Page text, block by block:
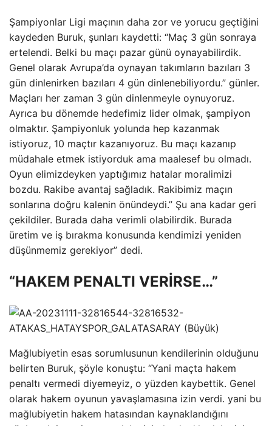
Şampiyonlar Ligi maçının daha zor ve yorucu geçtiğini
kaydeden Buruk, şunları kaydetti: “Maç 3 gün sonraya
ertelendi. Belki bu maçı pazar günü oynayabilirdik.
Genel olarak Avrupa’da oynayan takımların bazıları 3
gün dinlenirken bazıları 4 gün dinlenebiliyordu.” günler.
Maçları her zaman 3 gün dinlenmeyle oynuyoruz.
Ayrıca bu dönemde hedefimiz lider olmak, şampiyon
olmaktır. Şampiyonluk yolunda hep kazanmak
istiyoruz, 10 maçtır kazanıyoruz. Bu maçı kazanıp
müdahale etmek istiyorduk ama maalesef bu olmadı.
Oyun elimizdeyken yaptığımız hatalar moralimizi
bozdu. Rakibe avantaj sağladık. Rakibimiz maçın
sonlarına doğru kalenin önündeydi.” Şu ana kadar geri
çekildiler. Burada daha verimli olabilirdik. Burada
üretim ve iş bırakma konusunda kendimizi yeniden
düşünmemiz gerekiyor” dedi.
“HAKEM PENALTI VERİRSE…”
Mağlubiyetin esas sorumlusunun kendilerinin olduğunu
belirten Buruk, şöyle konuştu: “Yani maçta hakem
penaltı vermedi diyemeyiz, o yüzden kaybettik. Genel
olarak hakem oyunun yavaşlamasına izin verdi. yani bu
mağlubiyetin hakem hatasından kaynaklandığını